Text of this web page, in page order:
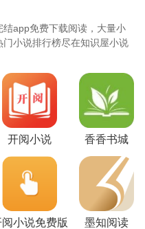
app免费下载阅读，大量小
小说排行榜尽在知识屋小说
开阅小说 香香书城
小说免费版 墨知阅读